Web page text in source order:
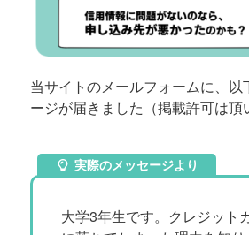
当サイトのメールフォームに、以
ージが届きました（掲載許可は頂
実際のメッセージより
大学3年生です。クレジット